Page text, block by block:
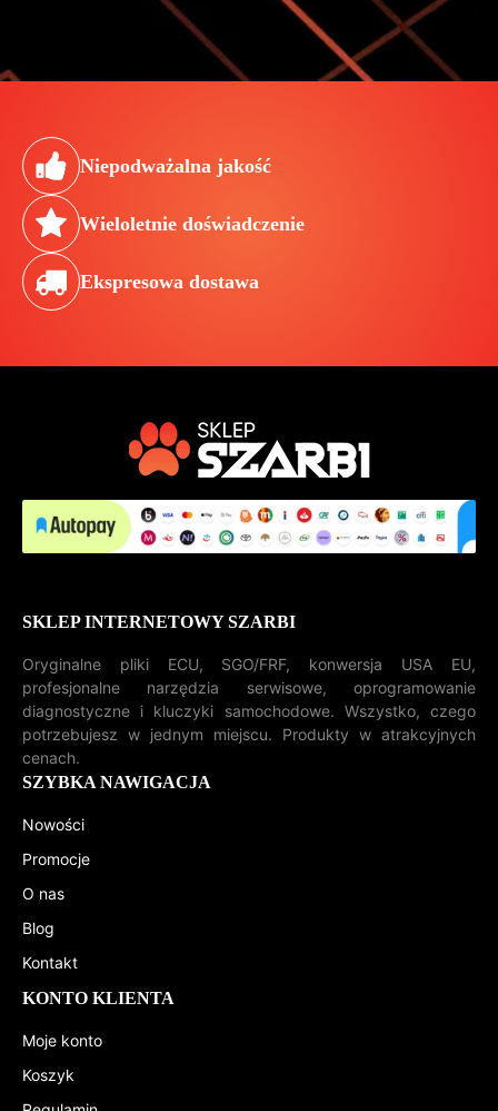
Niepodważalna jakość
Wieloletnie doświadczenie
Ekspresowa dostawa
SKLEP INTERNETOWY SZARBI
Oryginalne pliki ECU, SGO/FRF, konwersja USA EU,
profesjonalne narzędzia serwisowe, oprogramowanie
diagnostyczne i kluczyki samochodowe. Wszystko, czego
potrzebujesz w jednym miejscu. Produkty w atrakcyjnych
cenach.
SZYBKA NAWIGACJA
Nowości
Promocje
O nas
Blog
Kontakt
KONTO KLIENTA
Moje konto
Koszyk